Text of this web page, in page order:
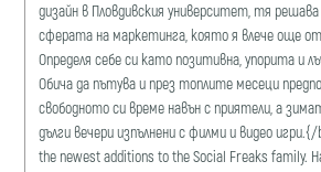
дизайн в Пловдивския университет, тя
сферата на маркетинга, която я влече още
Определя себе си като позитивна, упорита и
Обича да пътува и през топлите месеци
свободното си време навън с приятели, а
дълги вечери изпълнени с филми и видео
the newest additions to the Social Freaks family.